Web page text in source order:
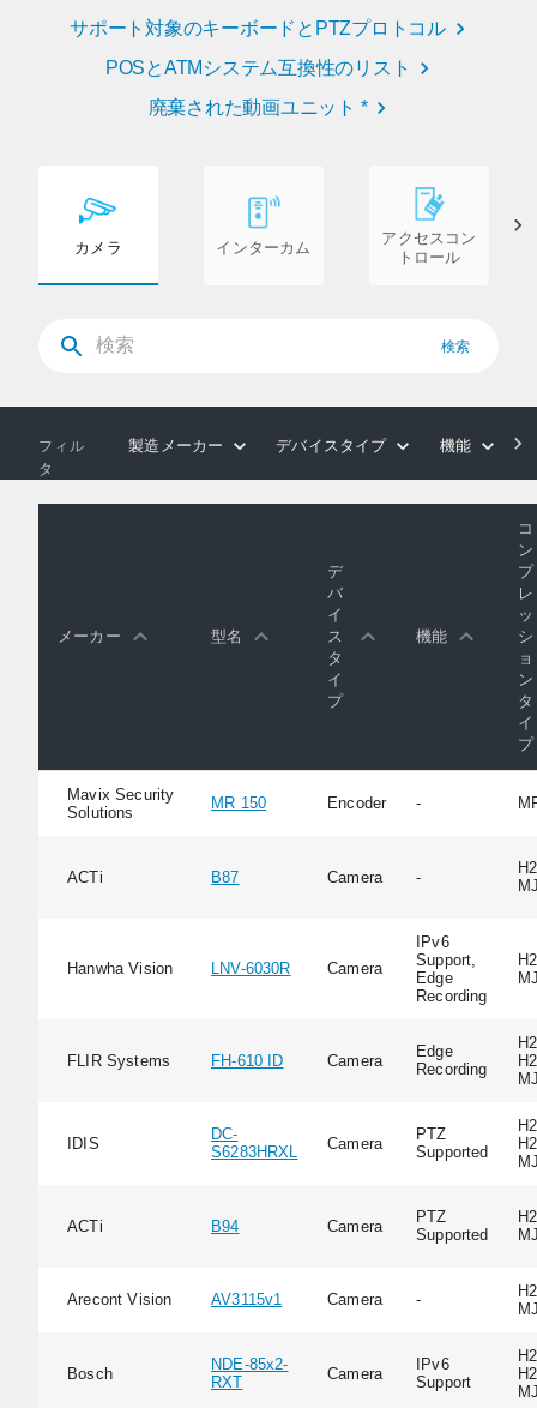
サポート対象のキーボードとPTZプロトコル
POSとATMシステム互換性のリスト
廃棄された動画ユニット *
カメラ インターカム
アクセスコン
トロール
検索
フィル
タ
製造メーカー デバイスタイプ 機能
メーカー 型名
デ
バ
イ
ス
タ
イ
プ
機能
コ
ン
プ
レ
ッ
シ
ョ
ン
タ
イ
プ
Mavix Security
Solutions
MR 150 Encoder -
ACTi B87 Camera -
Hanwha Vision LNV-6030R Camera
IPv6
Support,
Edge
Recording
FLIR Systems FH-610 ID Camera
Edge
Recording
IDIS
DC-
S6283HRXL
Camera
PTZ
Supported
ACTi B94 Camera
PTZ
Supported
Arecont Vision AV3115v1 Camera -
Bosch
NDE-85x2-
RXT
Camera
IPv6
Support